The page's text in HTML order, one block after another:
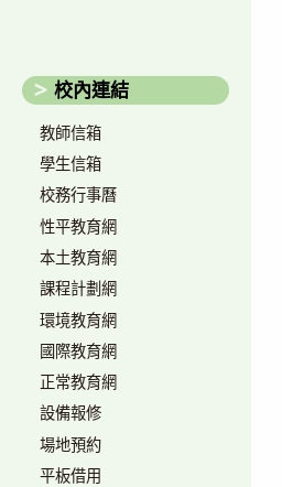
校內連結
教師信箱
學生信箱
校務行事曆
性平教育網
本土教育網
課程計劃網
環境教育網
國際教育網
正常教育網
設備報修
場地預約
平板借用